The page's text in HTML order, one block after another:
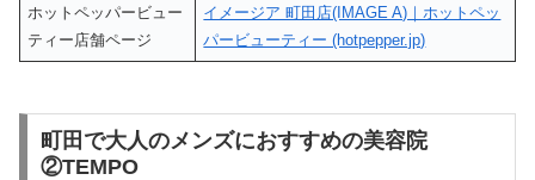
ホットペッパービュー
ティー店舗ページ
イメージア 町田店(IMAGE A)｜ホットペッ
パービューティー (hotpepper.jp)
町田で大人のメンズにおすすめの美容院
②TEMPO